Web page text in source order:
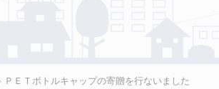
ＰＥＴボトルキャップの寄贈を行ないました